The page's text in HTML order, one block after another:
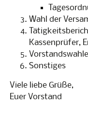
Wahl der
Kassenprüfer,
Sonstiges
Viele liebe Grüße,
Euer Vorstand